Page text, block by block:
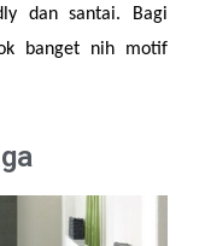
dan santai. Bagi
banget nih motif